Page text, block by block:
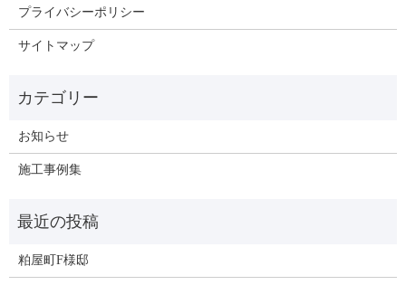
プライバシーポリシー
サイトマップ
お知らせ
施工事例集
粕屋町F様邸